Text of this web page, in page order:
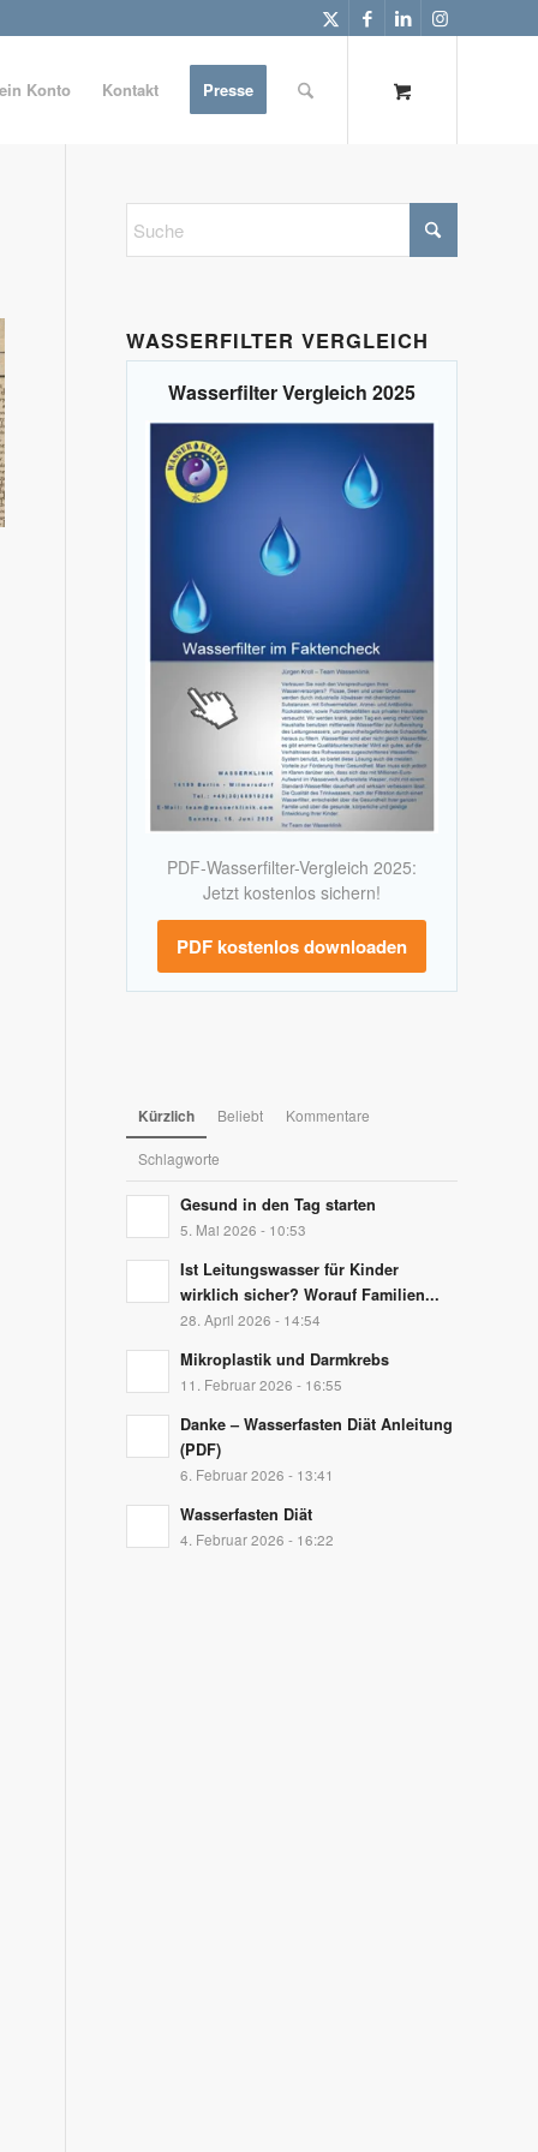
Konto Kontakt Presse
WASSERFILTER VERGLEICH
Wasserfilter Vergleich 2025
PDF-Wasserfilter-Vergleich 2025:
Jetzt kostenlos sichern!
PDF kostenlos downloaden
Kürzlich Beliebt Kommentare
Schlagworte
Gesund in den Tag starten
5. Mai 2026 - 10:53
Ist Leitungswasser für Kinder
wirklich sicher? Worauf Familien...
28. April 2026 - 14:54
Mikroplastik und Darmkrebs
11. Februar 2026 - 16:55
Danke – Wasserfasten Diät Anleitung
(PDF)
6. Februar 2026 - 13:41
Wasserfasten Diät
4. Februar 2026 - 16:22